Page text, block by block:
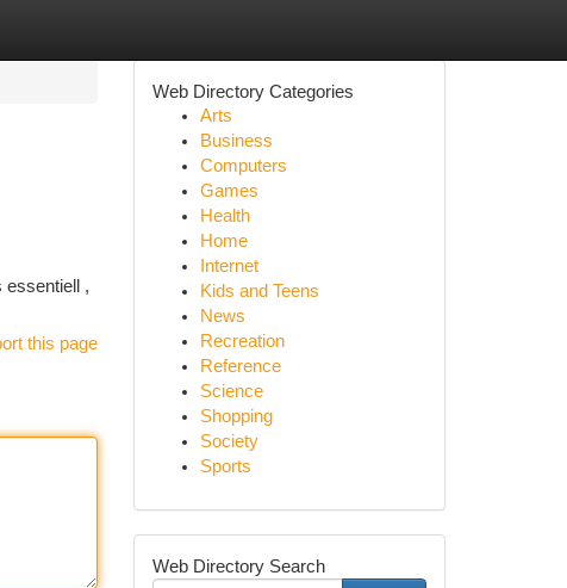
essentiell ,
this page
Web Directory Categories
Arts
Business
Computers
Games
Health
Home
Internet
Kids and Teens
News
Recreation
Reference
Science
Shopping
Society
Sports
Web Directory Search